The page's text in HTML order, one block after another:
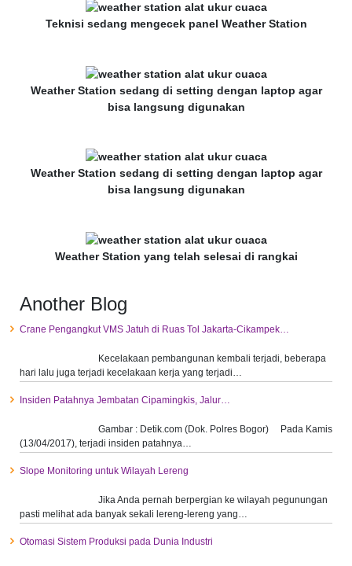
Teknisi sedang mengecek panel Weather Station
Weather Station sedang di setting dengan laptop agar
bisa langsung digunakan
Weather Station sedang di setting dengan laptop agar
bisa langsung digunakan
Weather Station yang telah selesai di rangkai
Another Blog
Crane Pengangkut VMS Jatuh di Ruas Tol Jakarta-Cikampek…
Kecelakaan pembangunan kembali terjadi, beberapa
hari lalu juga terjadi kecelakaan kerja yang terjadi…
Insiden Patahnya Jembatan Cipamingkis, Jalur…
Gambar : Detik.com (Dok. Polres Bogor) Pada Kamis
(13/04/2017), terjadi insiden patahnya…
Slope Monitoring untuk Wilayah Lereng
Jika Anda pernah berpergian ke wilayah pegunungan
pasti melihat ada banyak sekali lereng-lereng yang…
Otomasi Sistem Produksi pada Dunia Industri